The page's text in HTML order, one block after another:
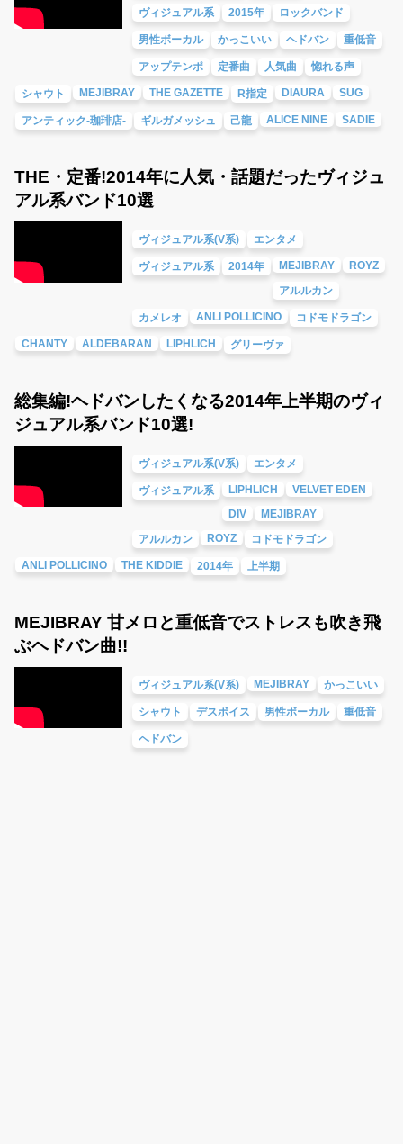
ヴィジュアル系 2015年 ロックバンド
男性ボーカル かっこいい ヘドバン 重低音
アップテンポ 定番曲 人気曲 惚れる声
シャウト MEJIBRAY THE GAZETTE R指定 DIAURA SUG
アンティック-珈琲店- ギルガメッシュ 己龍 ALICE NINE SADIE
THE・定番!2014年に人気・話題だったヴィジュ
アル系バンド10選
ヴィジュアル系(V系) エンタメ
ヴィジュアル系 2014年 MEJIBRAY
ROYZ
アルルカン
カメレオ ANLI POLLICINO コドモドラゴン
CHANTY ALDEBARAN LIPHLICH グリーヴァ
総集編!ヘドバンしたくなる2014年上半期のヴィ
ジュアル系バンド10選!
ヴィジュアル系(V系) エンタメ
ヴィジュアル系 LIPHLICH
VELVET EDEN
DIV
MEJIBRAY
アルルカン
ROYZ コドモドラゴン
ANLI POLLICINO THE KIDDIE 2014年 上半期
MEJIBRAY 甘メロと重低音でストレスも吹き飛
ぶヘドバン曲!!
ヴィジュアル系(V系) MEJIBRAY かっこいい
シャウト デスボイス 男性ボーカル 重低音
ヘドバン